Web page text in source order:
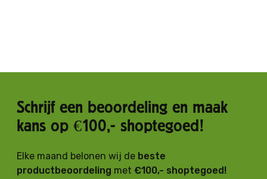
Schrijf een beoordeling en maak
kans op €100,- shoptegoed!
Elke maand belonen wij de beste
productbeoordeling met €100,- shoptegoed!